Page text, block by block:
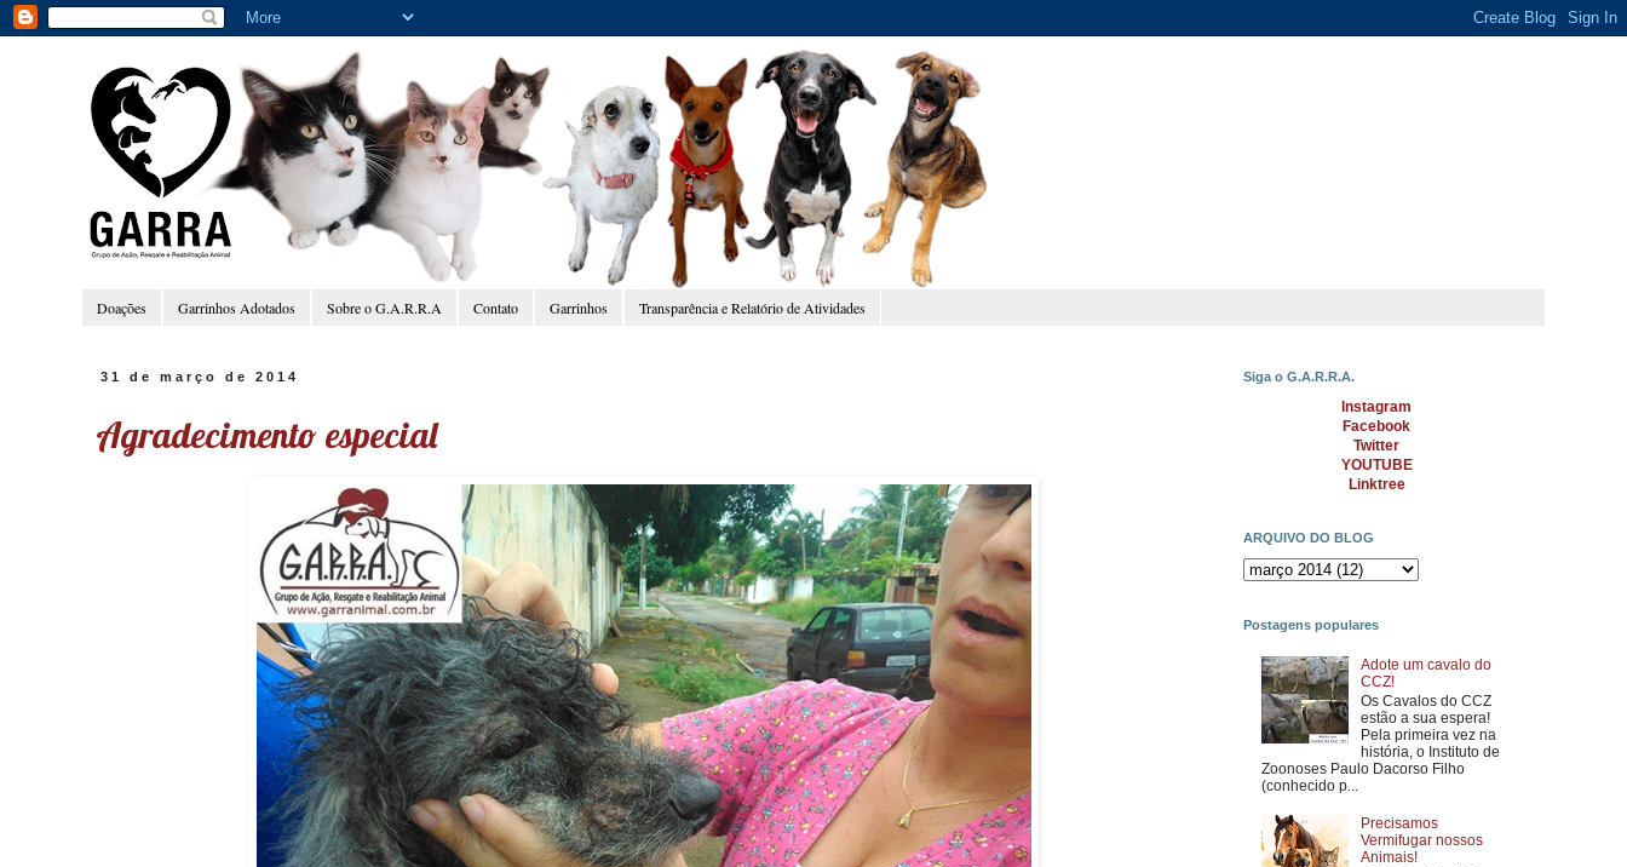
Doações Garrinhos Adotados Sobre o G.A.R.R.A Contato Garrinhos Transparência e Relatório de Atividades
31 de março de 2014
Agradecimento especial
Siga o G.A.R.R.A.
Instagram
Facebook
Twitter
YOUTUBE
Linktree
ARQUIVO DO BLOG
Postagens populares
Adote um cavalo do
CCZ!
Os Cavalos do CCZ
estão a sua espera!
Pela primeira vez na
história, o Instituto de
Zoonoses Paulo Dacorso Filho
(conhecido p...
Precisamos
Vermifugar nossos
Animais!